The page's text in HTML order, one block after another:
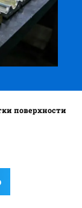
поверхности